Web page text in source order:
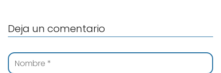
Deja un comentario